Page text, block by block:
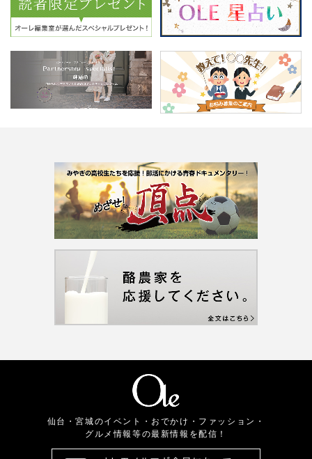
仙台・宮城のイベント・おでかけ・ファッション・
グルメ情報等の最新情報を配信！